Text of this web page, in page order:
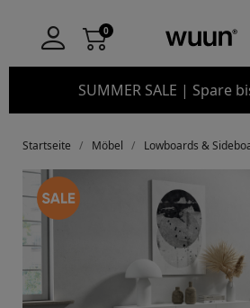
SUMMER SALE | Spare
Startseite Möbel Lowboards &